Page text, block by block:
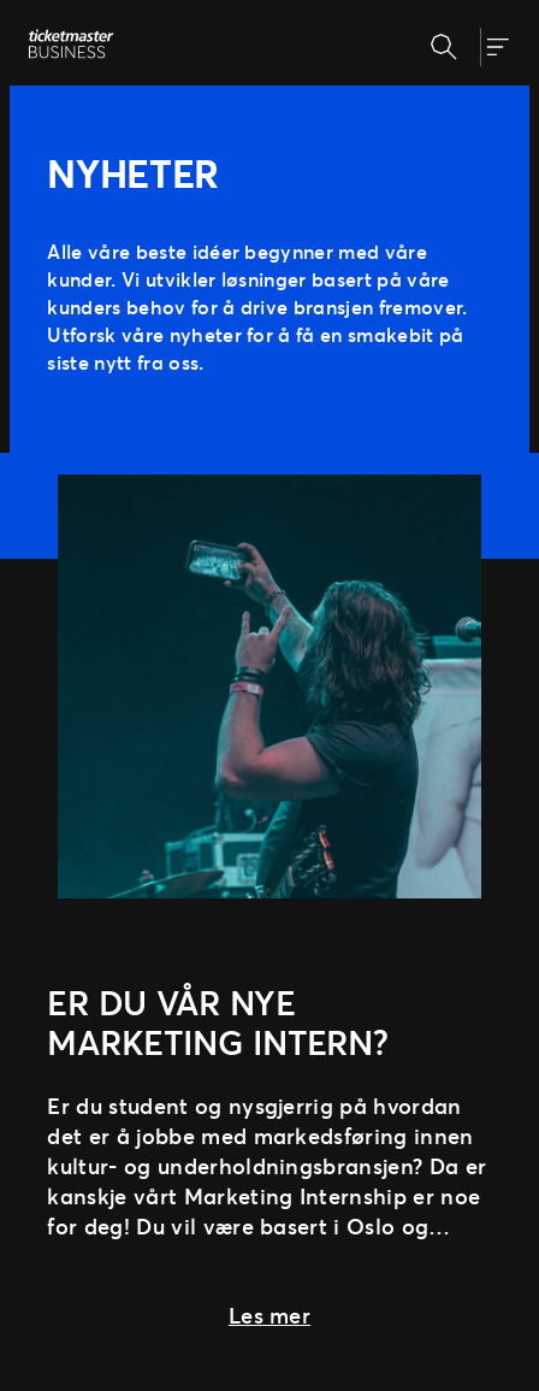
Hopp
til
innhold
Våre løsninger
På arrangementet
Kundereisen
Vår historie
Vårt team
Våre kunder
Ekspertise
Søk
NYHETER
Alle våre beste idéer begynner med våre
kunder. Vi utvikler løsninger basert på våre
kunders behov for å drive bransjen fremover.
Utforsk våre nyheter for å få en smakebit på
siste nytt fra oss.
ER DU VÅR NYE
MARKETING INTERN?
Er du student og nysgjerrig på hvordan
det er å jobbe med markedsføring innen
kultur- og underholdningsbransjen? Da er
kanskje vårt Marketing Internship er noe
for deg! Du vil være basert i Oslo og
Les merabout Er du vår nye